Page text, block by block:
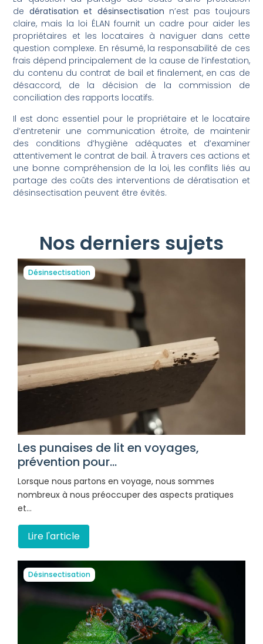
de dératisation et désinsectisation n’est pas toujours
claire, mais la loi ÉLAN fournit un cadre pour aider les
propriétaires et les locataires à naviguer dans cette
question complexe. En résumé, la responsabilité de ces
frais dépend principalement de la cause de l’infestation,
du contenu du contrat de bail et finalement, en cas de
désaccord, de la décision de la commission de
conciliation des rapports locatifs.
Il est donc essentiel pour le propriétaire et le locataire
d’entretenir une communication étroite, de maintenir
des conditions d’hygiène adéquates et d’examiner
attentivement le contrat de bail. À travers ces actions et
une bonne compréhension de la loi, les conflits liés au
partage des coûts des interventions de dératisation et
désinsectisation peuvent être évités.
Nos derniers sujets
Désinsectisation
Les punaises de lit en voyages,
prévention pour...
Lorsque nous partons en voyage, nous sommes
nombreux à nous préoccuper des aspects pratiques
et…
Lire l'article
Désinsectisation